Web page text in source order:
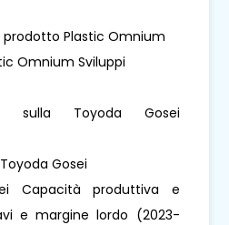
prodotto Plastic Omnium
Omnium Sviluppi
sulla Toyoda Gosei
Gosei
Capacità produttiva e
e margine lordo (2023-